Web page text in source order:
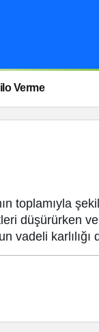
Verme
toplamıyla
düşürürken
vadeli karlılığı